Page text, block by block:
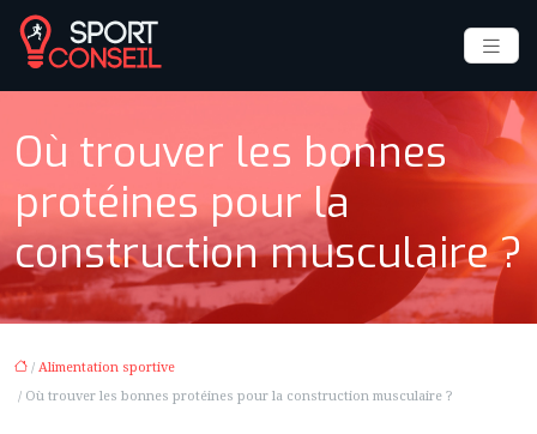
Où trouver les bonnes
protéines pour la
construction musculaire ?
/ Alimentation sportive
/ Où trouver les bonnes protéines pour la construction musculaire ?